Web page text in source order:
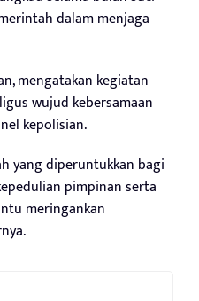
dalam menjaga
mengatakan kegiatan
wujud kebersamaan
kepolisian.
yang diperuntukkan bagi
pimpinan serta
meringankan